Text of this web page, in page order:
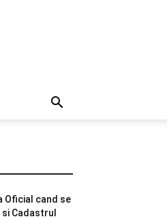
Oficial cand se
Cadastrul